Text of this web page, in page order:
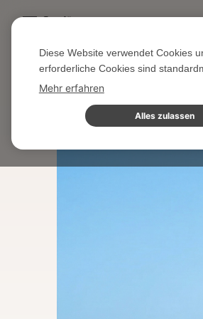
Gut für...
Diese Website verwendet Cookies
erforderliche Cookies sind
Mehr erfahren
Alles zulassen